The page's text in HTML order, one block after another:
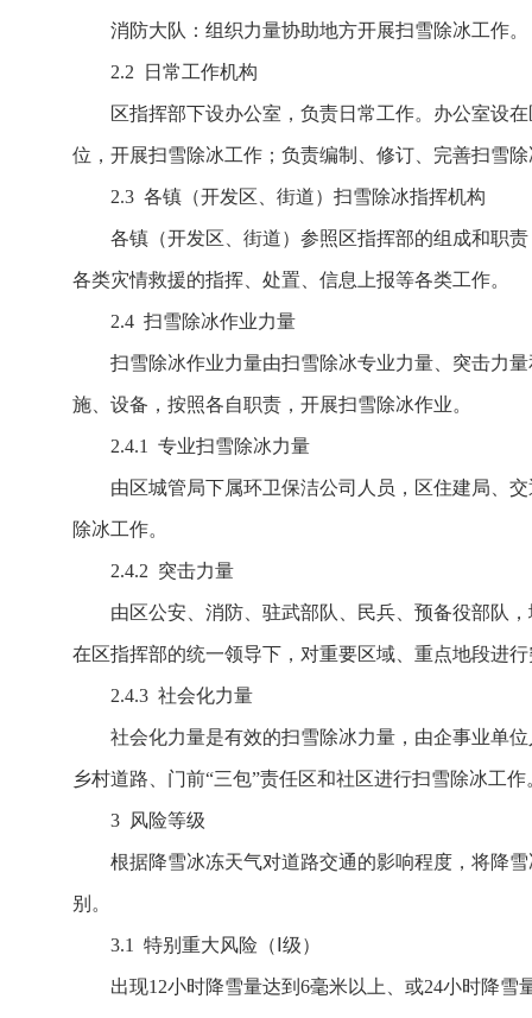
消防大队：组织力量协助地方开展扫雪除冰工作。
2.2 日常工作机构
区指挥部下设办公室，负责日常工作。办公室设
位，开展扫雪除冰工作；负责编制、修订、完善扫雪
2.3 各镇（开发区、街道）扫雪除冰指挥机构
各镇（开发区、街道）参照区指挥部的组成和职
各类灾情救援的指挥、处置、信息上报等各类工作。
2.4 扫雪除冰作业力量
扫雪除冰作业力量由扫雪除冰专业力量、突击力
施、设备，按照各自职责，开展扫雪除冰作业。
2.4.1 专业扫雪除冰力量
由区城管局下属环卫保洁公司人员，区住建局、
除冰工作。
2.4.2 突击力量
由区公安、消防、驻武部队、民兵、预备役部队
在区指挥部的统一领导下，对重要区域、重点地段进
2.4.3 社会化力量
社会化力量是有效的扫雪除冰力量，由企事业单
乡村道路、门前“三包”责任区和社区进行扫雪除冰工作
3 风险等级
根据降雪冰冻天气对道路交通的影响程度，将降
别。
3.1 特别重大风险（Ⅰ级）
出现12小时降雪量达到6毫米以上、或24小时降